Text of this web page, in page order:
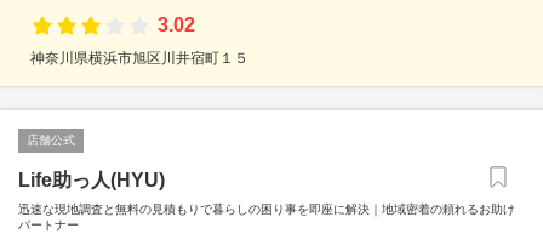
3.02
神奈川県横浜市旭区川井宿町１５
店舗公式
Life助っ人(HYU)
迅速な現地調査と無料の見積もりで暮らしの困り事を即座に解決｜地域密着の頼れるお助け
パートナー